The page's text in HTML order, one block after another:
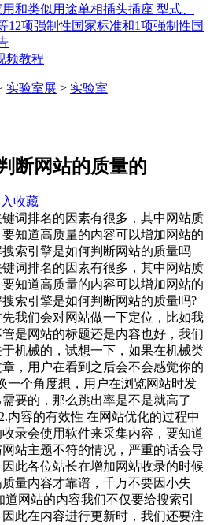
和类似用途单相插头插座 型式、
12项强制性国家标准和1项强制性国
频教程
实验室展 > 实验室
断网站的质量的
收藏
词排名的因素有很多，其中网站质
知道高质量的内容可以增加网站的
索引擎是如何判断网站的质量吗
词排名的因素有很多，其中网站质
知道高质量的内容可以增加网站的
索引擎是如何判断网站的质量吗?
我们会对网站做一下定位，比如我
是网站的标题还是内容也好，我们
机械的，试想一下，如果在机械类
，用户在看到之后会不会感觉你的
一个角度想，用户在浏览网站时发
要的，那么跳出率是不是就高了
内容的有效性 在网站优化的过程中
录会使用软件来采集内容，要知道
站主题不符的情况，严重的话会导
此各位站长在增加网站收录的时候
量内容才靠谱，千万不要因小失
网站的内容我们不仅要给搜索引
此在内容进行更新时，我们还要注